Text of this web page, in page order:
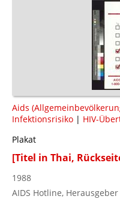
Aids
Infektionsrisiko | HIV-
Plakat
[Titel in Thai,
1988
AIDS Hotline, Herausgeber